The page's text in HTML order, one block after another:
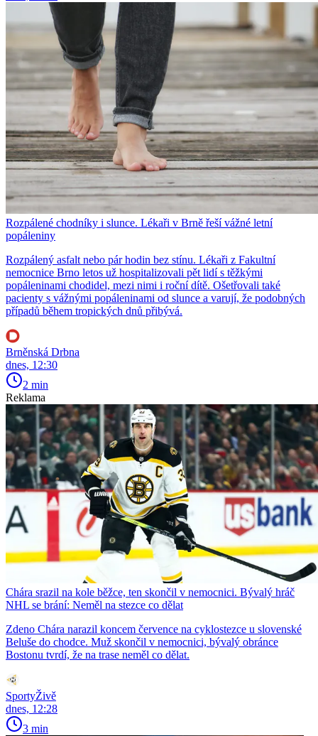
Rozpálené chodníky i slunce. Lékaři v Brně řeší vážné letní
popáleniny
Rozpálený asfalt nebo pár hodin bez stínu. Lékaři z Fakultní
nemocnice Brno letos už hospitalizovali pět lidí s těžkými
popáleninami chodidel, mezi nimi i roční dítě. Ošetřovali také
pacienty s vážnými popáleninami od slunce a varují, že podobných
případů během tropických dnů přibývá.
Brněnská Drbna
dnes, 12:30
2 min
Reklama
Chára srazil na kole běžce, ten skončil v nemocnici. Bývalý hráč
NHL se brání: Neměl na stezce co dělat
Zdeno Chára narazil koncem července na cyklostezce u slovenské
Beluše do chodce. Muž skončil v nemocnici, bývalý obránce
Bostonu tvrdí, že na trase neměl co dělat.
SportyŽivě
dnes, 12:28
3 min